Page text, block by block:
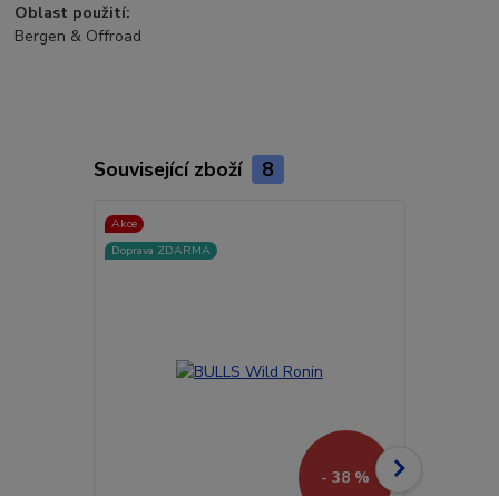
Oblast použití:
Bergen & Offroad
Související zboží 8
Akce
Doprava ZDARMA
- 38 %